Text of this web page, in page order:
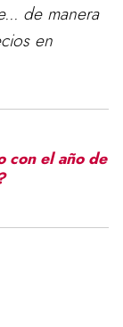
de manera
en
con el año de